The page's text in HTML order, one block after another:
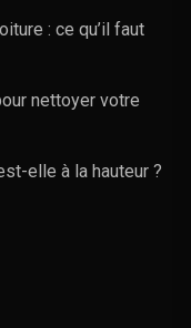
: ce qu’il faut
nettoyer votre
elle à la hauteur ?